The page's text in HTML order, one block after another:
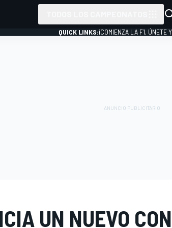
QUICK LINKS:¡COMIENZA LA F1, ÚNETE
UN NUEVO